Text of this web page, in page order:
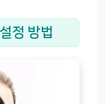
정 방법